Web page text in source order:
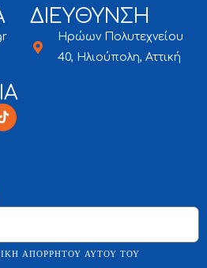
ΔΙΕΥΘΥΝΣΗ
Ηρώων Πολυτεχνείου
40, Ηλιούπολη, Αττική
ΑΠΟΡΡΉΤΟΥ ΑΥΤΟΎ ΤΟΥ